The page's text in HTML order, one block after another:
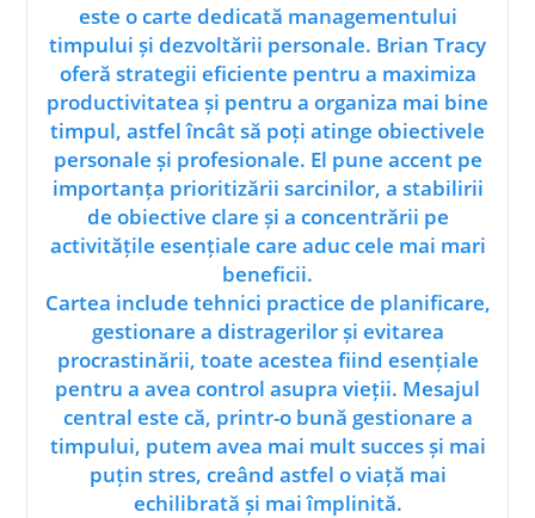
este o carte dedicată managementului
timpului și dezvoltării personale. Brian Tracy
oferă strategii eficiente pentru a maximiza
productivitatea și pentru a organiza mai bine
timpul, astfel încât să poți atinge obiectivele
personale și profesionale. El pune accent pe
importanța prioritizării sarcinilor, a stabilirii
de obiective clare și a concentrării pe
activitățile esențiale care aduc cele mai mari
beneficii.
Cartea include tehnici practice de planificare,
gestionare a distragerilor și evitarea
procrastinării, toate acestea fiind esențiale
pentru a avea control asupra vieții. Mesajul
central este că, printr-o bună gestionare a
timpului, putem avea mai mult succes și mai
puțin stres, creând astfel o viață mai
echilibrată și mai împlinită.